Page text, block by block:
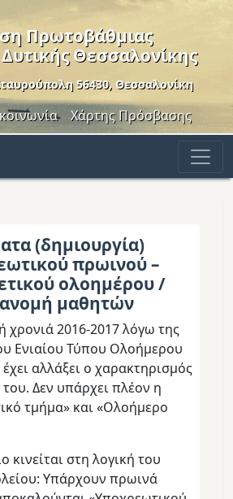
περιεχόμενο
Πρωτοβάθμιας
Θεσσαλονίκης
56430, Θεσσαλονίκη
Header Menu
Χάρτης Πρόσβασης
(δημιουργία)
πρωινού –
ολοημέρου /
μαθητών
χρονιά 2016-2017 λόγω της
Ενιαίου Τύπου Ολοήμερου
αλλάξει ο χαρακτηρισμός
Δεν υπάρχει πλέον η
τμήμα» και «Ολοήμερο
κινείται στη λογική του
Υπάρχουν πρωινά